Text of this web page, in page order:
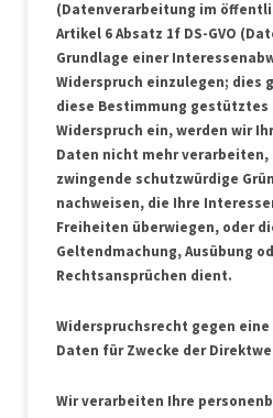
(Datenverarbeitung im
Artikel 6 Absatz 1f DS-GVO
Grundlage einer
Widerspruch einzulegen; dies
diese Bestimmung gestütztes
Widerspruch ein, werden wir
Daten nicht mehr verarbeiten,
zwingende schutzwürdige
nachweisen, die Ihre
Freiheiten überwiegen, oder
Geltendmachung, Ausübung
Rechtsansprüchen dient.
Widerspruchsrecht gegen
Daten für Zwecke der
Wir verarbeiten Ihre